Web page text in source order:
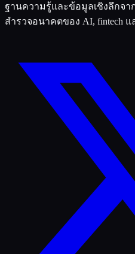
ฐานความรู้และข้อมูลเชิงลึกจาก
สำรวจอนาคตของ AI, fintech